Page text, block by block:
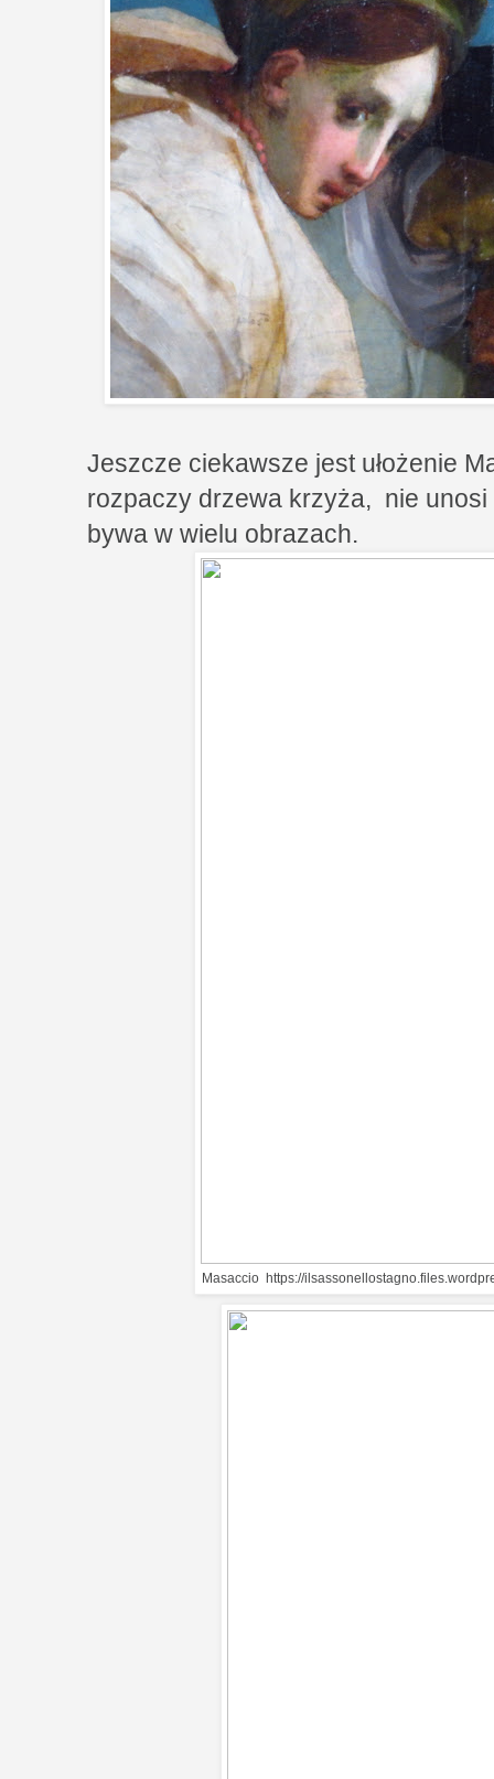
Jeszcze ciekawsze jest ułożenie
rozpaczy drzewa krzyża, nie
bywa w wielu obrazach.
Masaccio https://